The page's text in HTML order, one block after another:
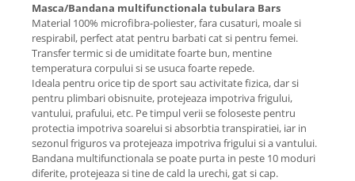
Masca/Bandana multifunctionala tubulara Bars
Material 100% microfibra-poliester, fara cusaturi, moale si
respirabil, perfect atat pentru barbati cat si pentru femei.
Transfer termic si de umiditate foarte bun, mentine
temperatura corpului si se usuca foarte repede.
Ideala pentru orice tip de sport sau activitate fizica, dar si
pentru plimbari obisnuite, protejeaza impotriva frigului,
vantului, prafului, etc. Pe timpul verii se foloseste pentru
protectia impotriva soarelui si absorbtia transpiratiei, iar in
sezonul friguros va protejeaza impotriva frigului si a vantului.
Bandana multifunctionala se poate purta in peste 10 moduri
diferite, protejeaza si tine de cald la urechi, gat si cap.